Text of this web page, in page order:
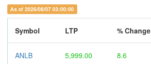
As of 2026/08/07 03:00:00
Symbol LTP % Change
ANLB 5,999.00 8.6